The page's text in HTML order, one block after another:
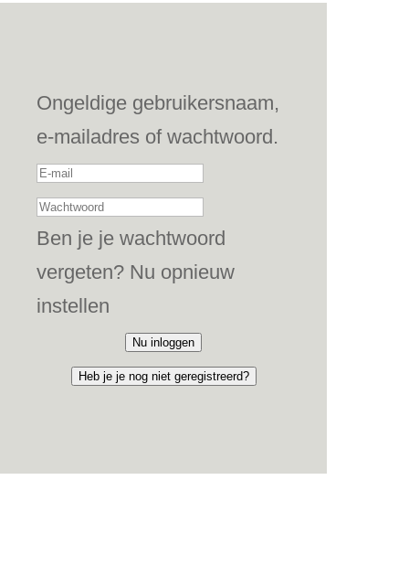
Ongeldige gebruikersnaam,
e-mailadres of wachtwoord.
Ben je je wachtwoord
vergeten? Nu opnieuw
instellen
Nu inloggen
Heb je je nog niet geregistreerd?